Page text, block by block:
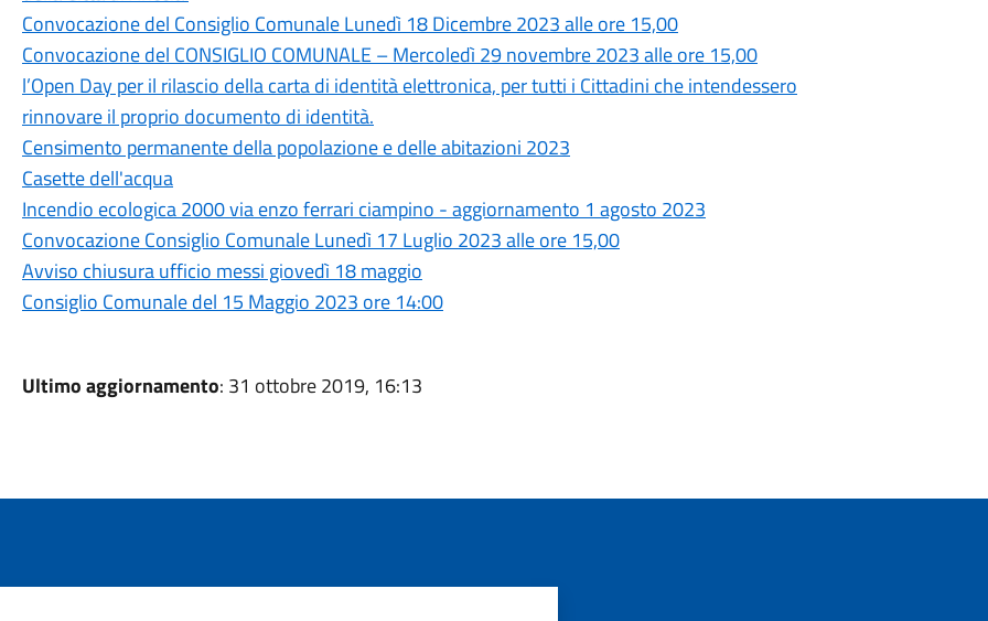
Convocazione del Consiglio Comunale Lunedì 18 Dicembre 2023 alle ore 15,00
Convocazione del CONSIGLIO COMUNALE – Mercoledì 29 novembre 2023 alle ore 15,00
l’Open Day per il rilascio della carta di identità elettronica, per tutti i Cittadini che intendessero
rinnovare il proprio documento di identità.
Censimento permanente della popolazione e delle abitazioni 2023
Casette dell'acqua
Incendio ecologica 2000 via enzo ferrari ciampino - aggiornamento 1 agosto 2023
Convocazione Consiglio Comunale Lunedì 17 Luglio 2023 alle ore 15,00
Avviso chiusura ufficio messi giovedì 18 maggio
Consiglio Comunale del 15 Maggio 2023 ore 14:00
Ultimo aggiornamento: 31 ottobre 2019, 16:13